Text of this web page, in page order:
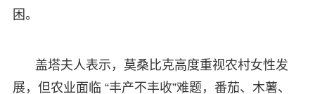
困。
盖塔夫人表示，莫桑比克高度重视农村女性发
展，但农业面临 “丰产不丰收”难题，番茄、木薯、